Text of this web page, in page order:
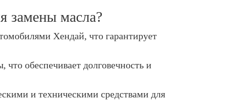
замены масла?
Хендай, что гарантирует
обеспечивает долговечность и
и техническими средствами для